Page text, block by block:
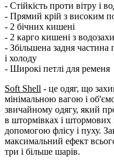
- Стійкість проти вітру і
- Прямий крій з високим
- 2 бічних кишені
- 2 карго кишені з
- Збільшена задня частина
і холоду
- Широкі петлі для ременя
Soft Shell - це одяг, що
мінімальною вагою і
звичайному одягу, який
в штормівках і штормових
допомогою флісу і пуху.
максимальний ефект
три і більше шарів.